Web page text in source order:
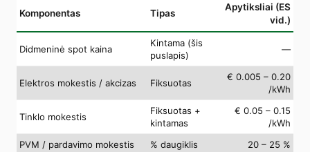
Komponentas Tipas
Apytiksliai (ES
vid.)
Didmeninė spot kaina
Kintama (šis
puslapis)
—
Elektros mokestis / akcizas Fiksuotas
€ 0.005 – 0.20
/kWh
Tinklo mokestis
Fiksuotas +
kintamas
€ 0.05 – 0.15
/kWh
PVM / pardavimo mokestis
% daugiklis
20 – 25 %